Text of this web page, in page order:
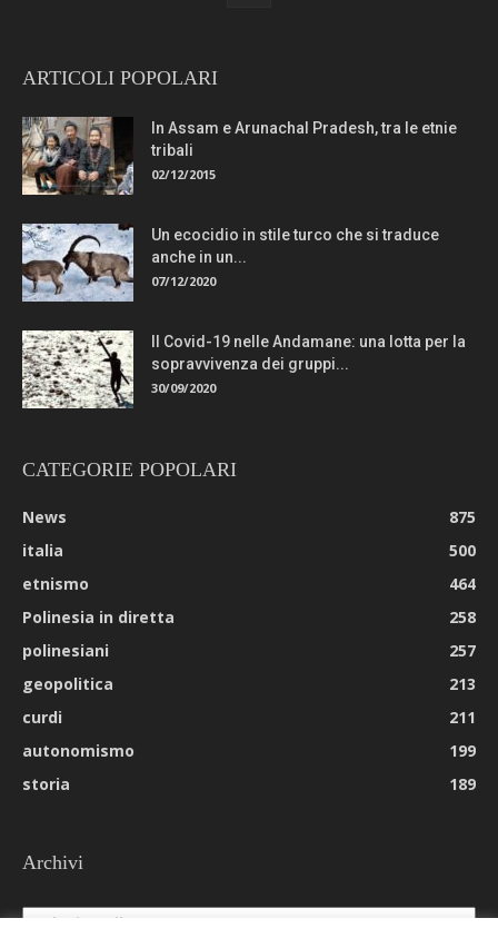
ARTICOLI POPOLARI
In Assam e Arunachal Pradesh, tra le etnie
tribali
02/12/2015
Un ecocidio in stile turco che si traduce
anche in un...
07/12/2020
Il Covid-19 nelle Andamane: una lotta per la
sopravvivenza dei gruppi...
30/09/2020
CATEGORIE POPOLARI
News
875
italia
500
etnismo
464
Polinesia in diretta
258
polinesiani
257
geopolitica
213
curdi
211
autonomismo
199
storia
189
Archivi
Archivi